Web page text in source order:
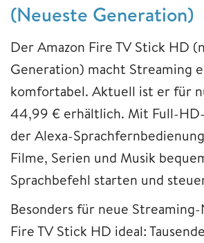
(Neueste Generation)
Der Amazon Fire TV Stick HD
Generation) macht Streaming
komfortabel. Aktuell ist er für
44,99 € erhältlich. Mit Full-
der Alexa-
Filme, Serien und Musik
Sprachbefehl starten und
Besonders für neue
Fire TV Stick HD ideal: